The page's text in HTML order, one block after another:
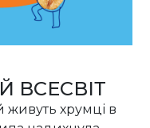
ВСЕСВІТ
живуть хрумці в